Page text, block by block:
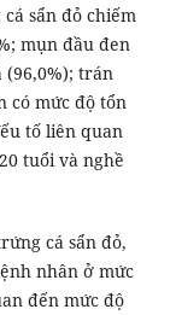
sẩn đỏ chiếm
mụn đầu đen
(96,0%); trán
có mức độ tổn
tố liên quan
tuổi và nghề
cá sẩn đỏ,
nhân ở mức
đến mức độ